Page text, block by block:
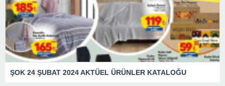
ŞOK 24 ŞUBAT 2024 AKTÜEL ÜRÜNLER KATALOĞU